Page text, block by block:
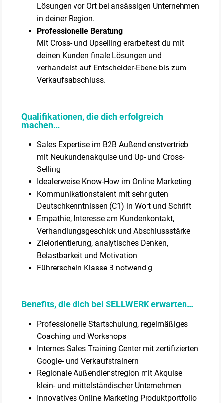
Lösungen vor Ort bei ansässigen Unternehmen
in deiner Region.
Professionelle Beratung
Mit Cross- und Upselling erarbeitest du mit
deinen Kunden finale Lösungen und
verhandelst auf Entscheider-Ebene bis zum
Verkaufsabschluss.
Qualifikationen, die dich erfolgreich
machen…
Sales Expertise im B2B Außendienstvertrieb
mit Neukundenakquise und Up- und Cross-
Selling
Idealerweise Know-How im Online Marketing
Kommunikationstalent mit sehr guten
Deutschkenntnissen (C1) in Wort und Schrift
Empathie, Interesse am Kundenkontakt,
Verhandlungsgeschick und Abschlussstärke
Zielorientierung, analytisches Denken,
Belastbarkeit und Motivation
Führerschein Klasse B notwendig
Benefits, die dich bei SELLWERK erwarten…
Professionelle Startschulung, regelmäßiges
Coaching und Workshops
Internes Sales Training Center mit zertifizierten
Google- und Verkaufstrainern
Regionale Außendienstregion mit Akquise
klein- und mittelständischer Unternehmen
Innovatives Online Marketing Produktportfolio